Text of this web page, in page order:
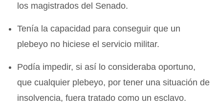
los magistrados del Senado.
Tenía la capacidad para conseguir que un
plebeyo no hiciese el servicio militar.
Podía impedir, si así lo consideraba oportuno,
que cualquier plebeyo, por tener una situación de
insolvencia, fuera tratado como un esclavo.